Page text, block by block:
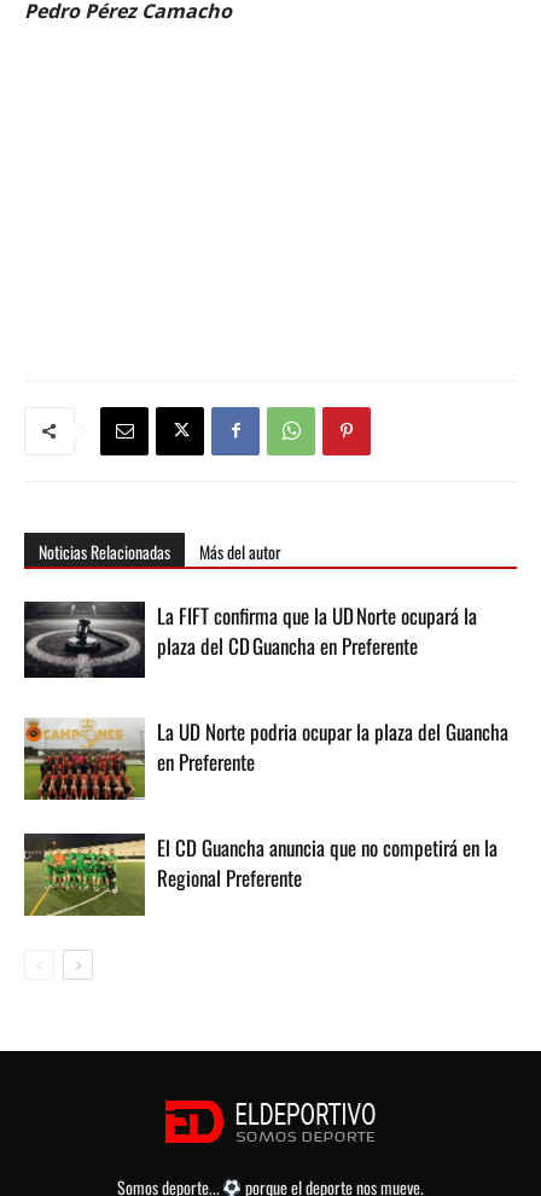
Pedro Pérez Camacho
Noticias Relacionadas Más del autor
La FIFT confirma que la UD Norte ocupará la
plaza del CD Guancha en Preferente
La UD Norte podria ocupar la plaza del Guancha
en Preferente
El CD Guancha anuncia que no competirá en la
Regional Preferente
Somos deporte... porque el deporte nos mueve.